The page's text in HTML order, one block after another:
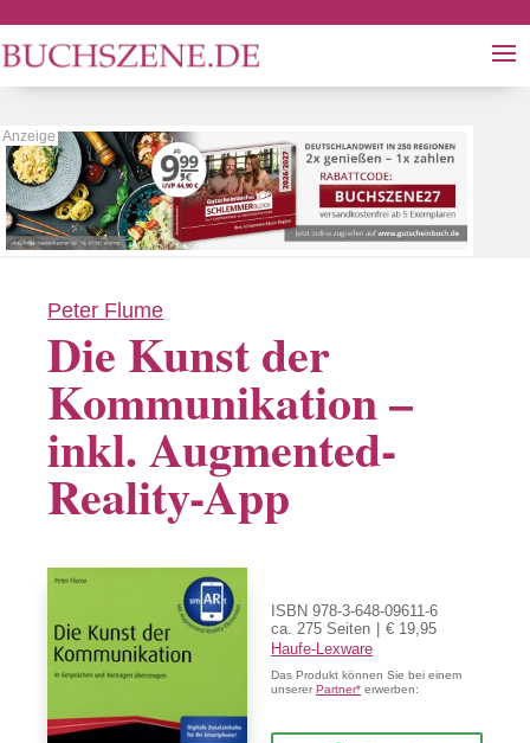
Peter Flume
Die Kunst der
Kommunikation –
inkl. Augmented-
Reality-App
ISBN 978-3-648-09611-6
ca. 275 Seiten
€ 19,95
Haufe-Lexware
Das Produkt können Sie bei einem
unsererPartner* erwerben: